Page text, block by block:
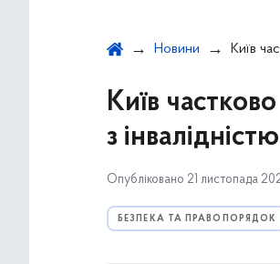
Новини Київ частково
Київ
з
Опубліковано 21 листопада
БЕЗПЕКА ТА ПРАВОПОРЯДОК